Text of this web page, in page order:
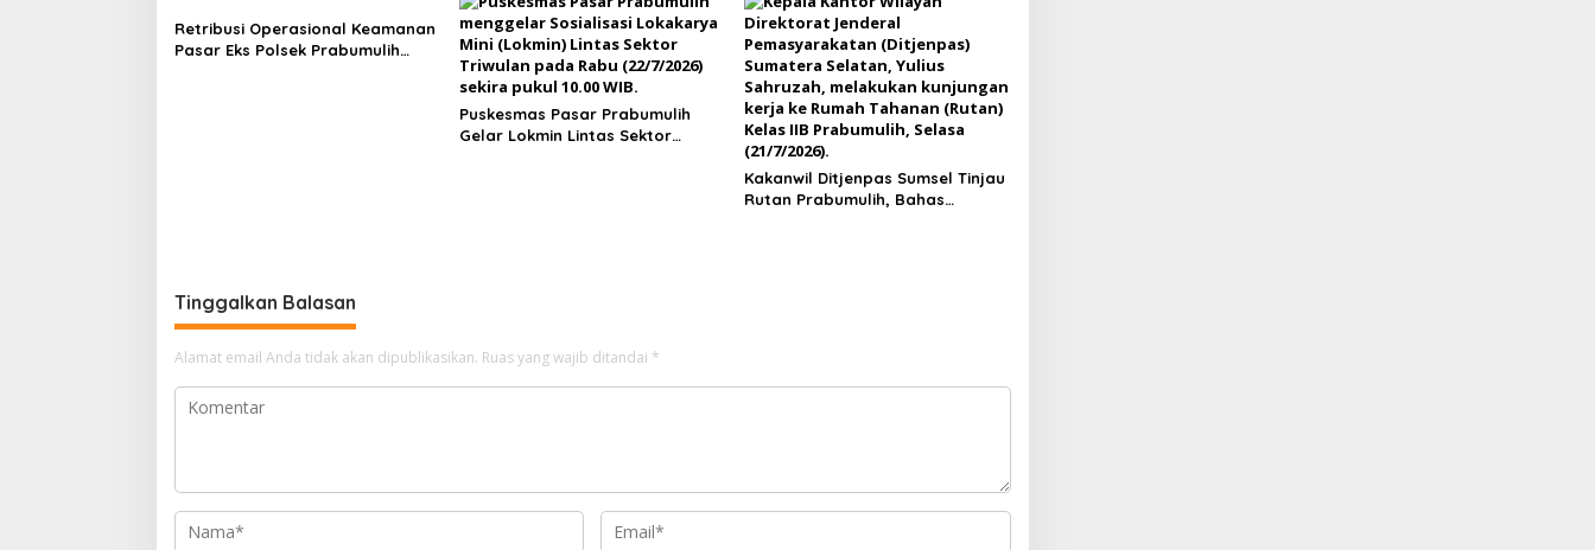
Retribusi Operasional Keamanan
Pasar Eks Polsek Prabumulih
Puskesmas Pasar Prabumulih
Gelar Lokmin Lintas Sektor
Kakanwil Ditjenpas Sumsel Tinjau
Rutan Prabumulih, Bahas
Tinggalkan Balasan
Alamat email Anda tidak akan dipublikasikan. Ruas yang wajib ditandai *